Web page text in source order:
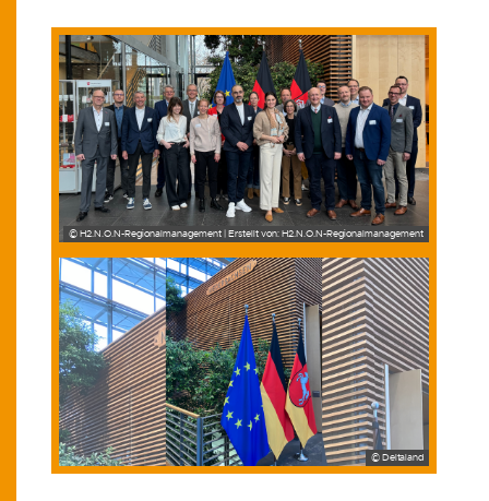
© H2.N.O.N-Regionalmanagement | Erstellt von: H2.N.O.N-Regionalmanagement
© Deltaland